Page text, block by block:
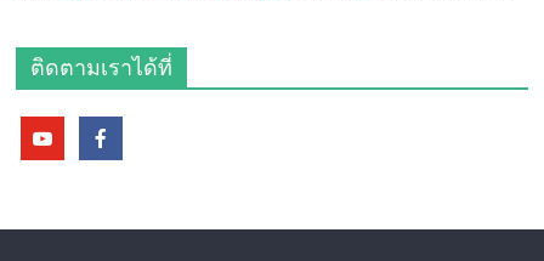
ติดตามเราได้ที่